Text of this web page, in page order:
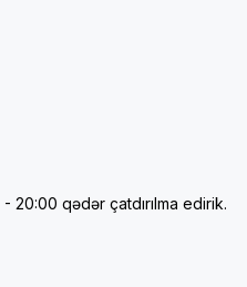
20:00 qədər çatdırılma edirik.